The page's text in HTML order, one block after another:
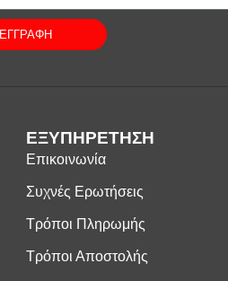
ΕΓΓΡΑΦΗ
ΕΞΥΠΗΡΕΤΗΣΗ
Επικοινωνία
Συχνές Ερωτήσεις
Τρόποι Πληρωμής
Τρόποι Αποστολής